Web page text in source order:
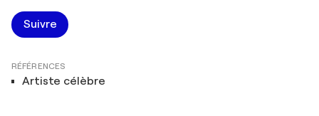
Suivre
RÉFÉRENCES
Artiste célèbre